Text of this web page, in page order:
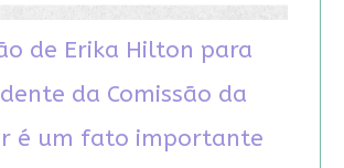
de Erika Hilton para
da Comissão da
é um fato importante